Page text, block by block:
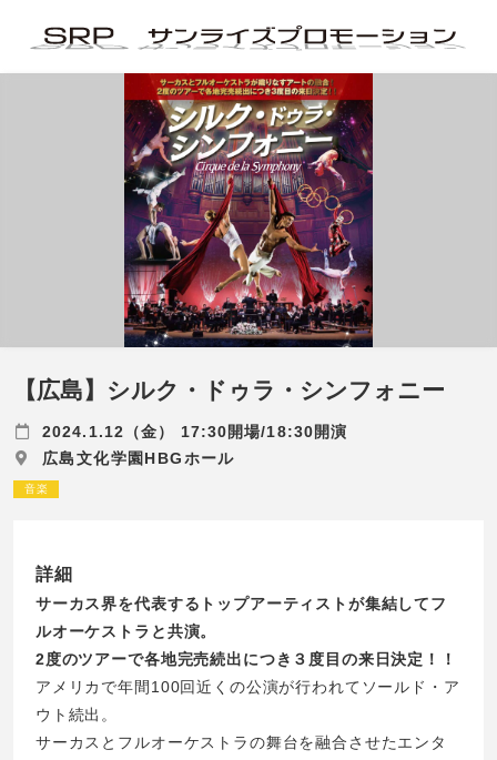
【広島】シルク・ドゥラ・シンフォニー
2024.1.12（金） 17:30開場/18:30開演
広島文化学園HBGホール
音楽
詳細
サーカス界を代表するトップアーティストが集結してフ
ルオーケストラと共演。
2度のツアーで各地完売続出につき３度目の来日決定！！
アメリカで年間100回近くの公演が行われてソールド・ア
ウト続出。
サーカスとフルオーケストラの舞台を融合させたエンタ